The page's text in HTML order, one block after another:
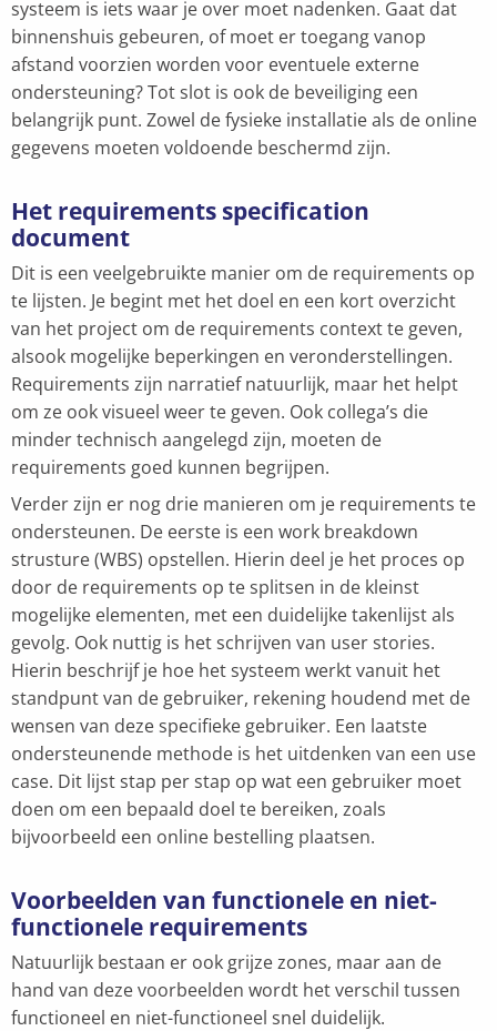
systeem is iets waar je over moet nadenken. Gaat dat
binnenshuis gebeuren, of moet er toegang vanop
afstand voorzien worden voor eventuele externe
ondersteuning? Tot slot is ook de beveiliging een
belangrijk punt. Zowel de fysieke installatie als de online
gegevens moeten voldoende beschermd zijn.
Het requirements specification
document
Dit is een veelgebruikte manier om de requirements op
te lijsten. Je begint met het doel en een kort overzicht
van het project om de requirements context te geven,
alsook mogelijke beperkingen en veronderstellingen.
Requirements zijn narratief natuurlijk, maar het helpt
om ze ook visueel weer te geven. Ook collega’s die
minder technisch aangelegd zijn, moeten de
requirements goed kunnen begrijpen.
Verder zijn er nog drie manieren om je requirements te
ondersteunen. De eerste is een work breakdown
strusture (WBS) opstellen. Hierin deel je het proces op
door de requirements op te splitsen in de kleinst
mogelijke elementen, met een duidelijke takenlijst als
gevolg. Ook nuttig is het schrijven van user stories.
Hierin beschrijf je hoe het systeem werkt vanuit het
standpunt van de gebruiker, rekening houdend met de
wensen van deze specifieke gebruiker. Een laatste
ondersteunende methode is het uitdenken van een use
case. Dit lijst stap per stap op wat een gebruiker moet
doen om een bepaald doel te bereiken, zoals
bijvoorbeeld een online bestelling plaatsen.
Voorbeelden van functionele en niet-
functionele requirements
Natuurlijk bestaan er ook grijze zones, maar aan de
hand van deze voorbeelden wordt het verschil tussen
functioneel en niet-functioneel snel duidelijk.